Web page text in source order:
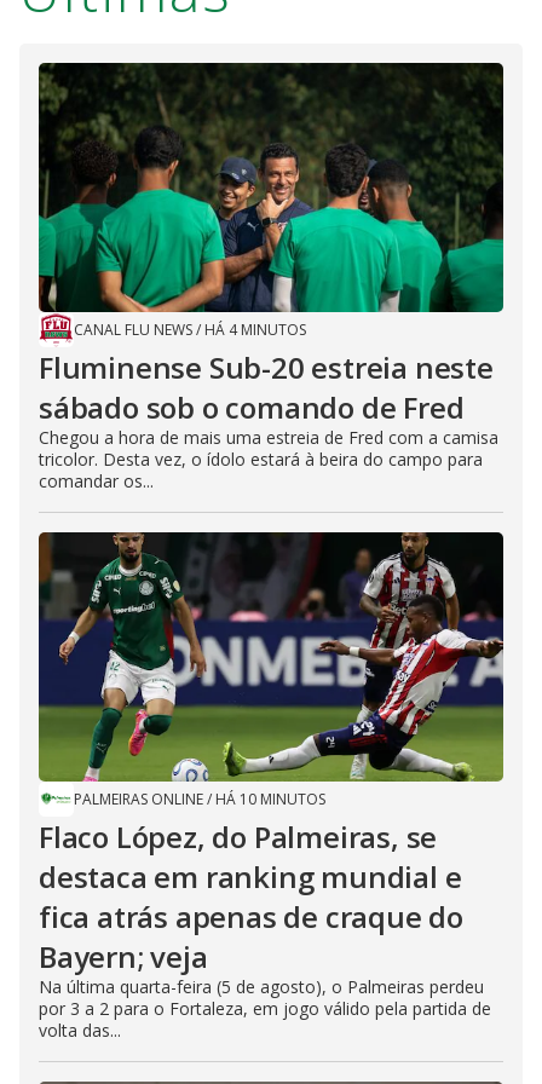
d
e
o
CANAL FLU NEWS/ HÁ 4 MINUTOS
Fluminense Sub-20 estreia neste
sábado sob o comando de Fred
Chegou a hora de mais uma estreia de Fred com a camisa
tricolor. Desta vez, o ídolo estará à beira do campo para
comandar os...
PALMEIRAS ONLINE/ HÁ 10 MINUTOS
Flaco López, do Palmeiras, se
destaca em ranking mundial e
fica atrás apenas de craque do
Bayern; veja
Na última quarta-feira (5 de agosto), o Palmeiras perdeu
por 3 a 2 para o Fortaleza, em jogo válido pela partida de
volta das...